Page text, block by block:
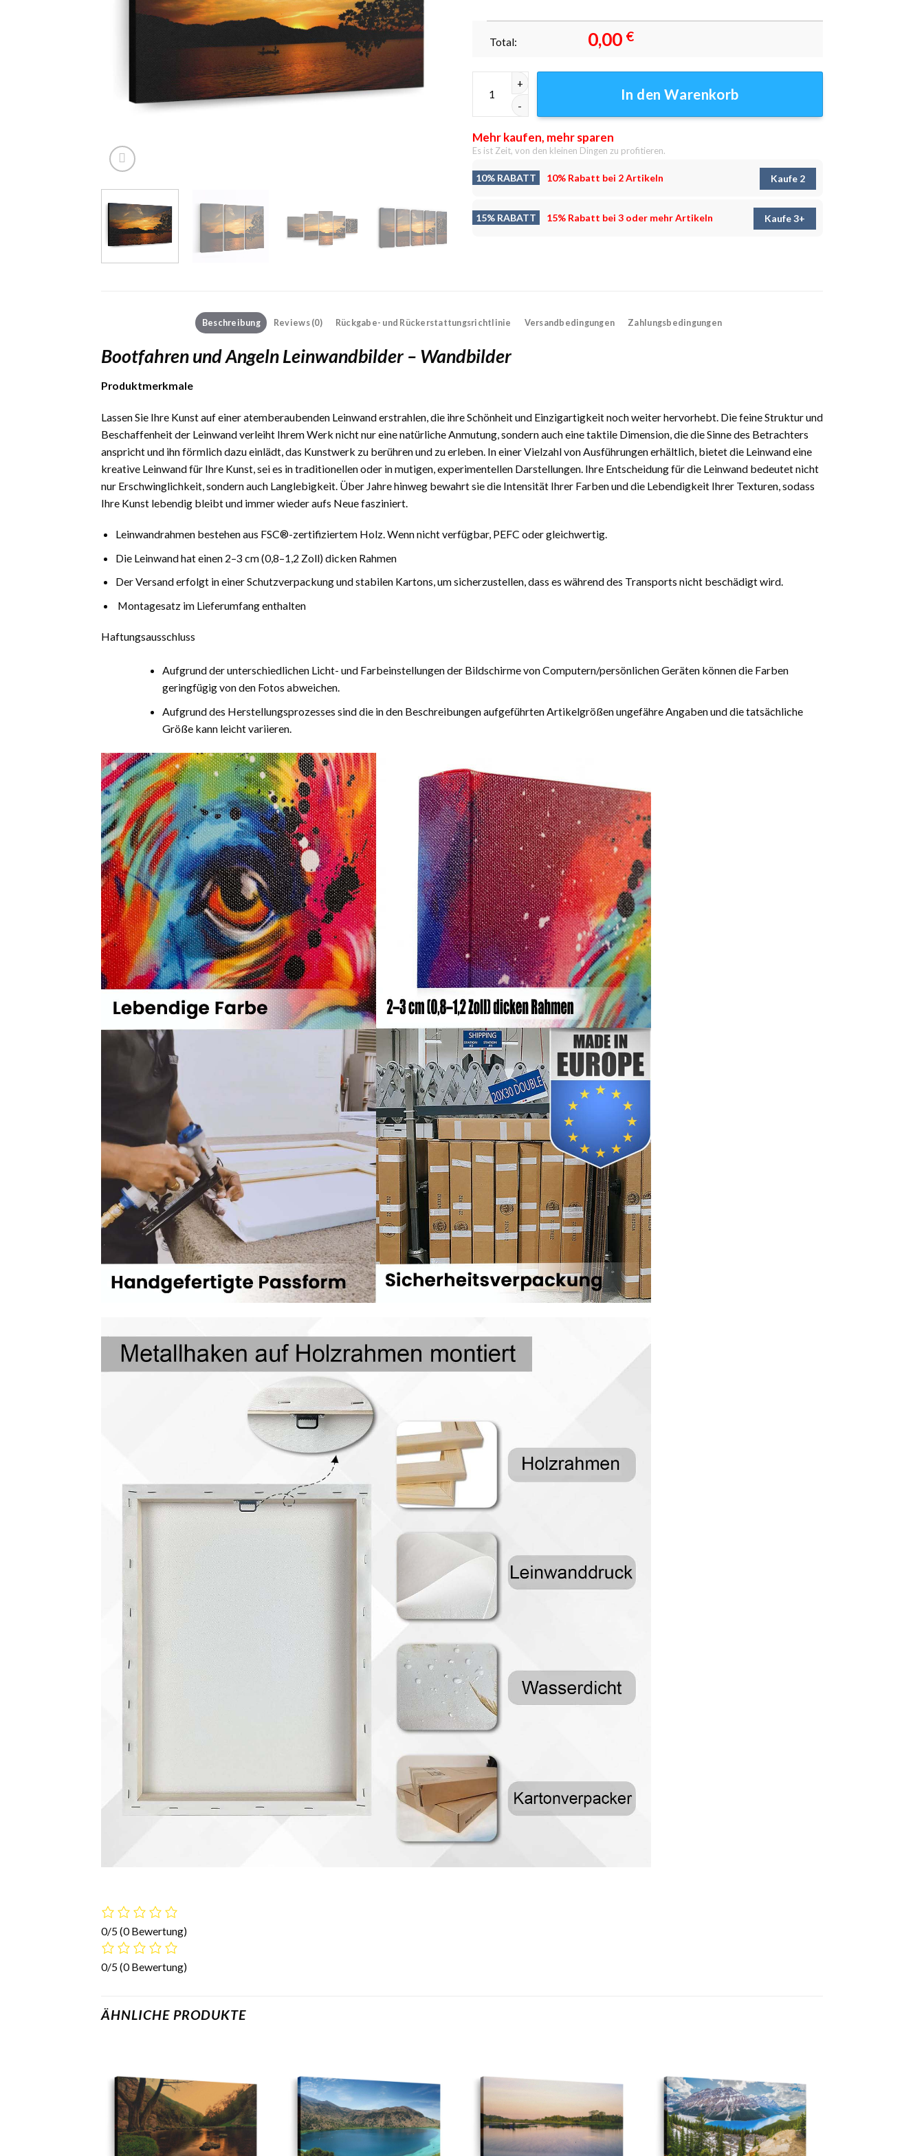
Total: 0,00 €
Bootfahren und Angeln Leinwandbilder - Wandbilder Menge
In den Warenkorb
Mehr kaufen, mehr sparen
Es ist Zeit, von den kleinen Dingen zu profitieren.
10% RABATT 10% Rabatt bei 2 Artikeln Kaufe 2
15% RABATT 15% Rabatt bei 3 oder mehr Artikeln Kaufe 3+
Beschreibung Reviews (0) Rückgabe- und Rückerstattungsrichtlinie Versandbedingungen Zahlungsbedingungen
Bootfahren und Angeln Leinwandbilder – Wandbilder
Produktmerkmale
Lassen Sie Ihre Kunst auf einer atemberaubenden Leinwand erstrahlen, die ihre Schönheit und Einzigartigkeit noch weiter hervorhebt. Die feine Struktur und
Beschaffenheit der Leinwand verleiht Ihrem Werk nicht nur eine natürliche Anmutung, sondern auch eine taktile Dimension, die die Sinne des Betrachters
anspricht und ihn förmlich dazu einlädt, das Kunstwerk zu berühren und zu erleben. In einer Vielzahl von Ausführungen erhältlich, bietet die Leinwand eine
kreative Leinwand für Ihre Kunst, sei es in traditionellen oder in mutigen, experimentellen Darstellungen. Ihre Entscheidung für die Leinwand bedeutet nicht
nur Erschwinglichkeit, sondern auch Langlebigkeit. Über Jahre hinweg bewahrt sie die Intensität Ihrer Farben und die Lebendigkeit Ihrer Texturen, sodass
Ihre Kunst lebendig bleibt und immer wieder aufs Neue fasziniert.
Leinwandrahmen bestehen aus FSC®-zertifiziertem Holz. Wenn nicht verfügbar, PEFC oder gleichwertig.
Die Leinwand hat einen 2–3 cm (0,8–1,2 Zoll) dicken Rahmen
Der Versand erfolgt in einer Schutzverpackung und stabilen Kartons, um sicherzustellen, dass es während des Transports nicht beschädigt wird.
Montagesatz im Lieferumfang enthalten
Haftungsausschluss
Aufgrund der unterschiedlichen Licht- und Farbeinstellungen der Bildschirme von Computern/persönlichen Geräten können die Farben
geringfügig von den Fotos abweichen.
Aufgrund des Herstellungsprozesses sind die in den Beschreibungen aufgeführten Artikelgrößen ungefähre Angaben und die tatsächliche
Größe kann leicht variieren.
0/5(0 Bewertung)
0/5(0 Bewertung)
ÄHNLICHE PRODUKTE